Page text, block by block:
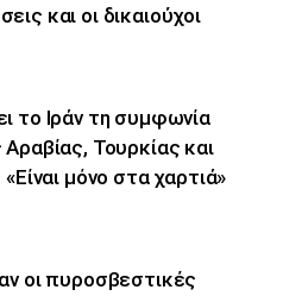
και οι δικαιούχοι
το Ιράν τη συμφωνία
Τουρκίας και
μόνο στα χαρτιά»
οι πυροσβεστικές